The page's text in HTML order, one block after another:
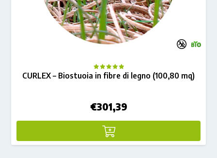
CURLEX – Biostuoia in fibre di legno (100,80 mq)
€301,39